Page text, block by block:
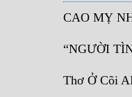
CAO MỴ
“NGƯỜI
Thơ Ở Cõi